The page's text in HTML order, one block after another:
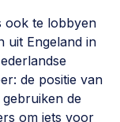
ook te lobbyen
uit Engeland in
de positie van
de
om iets voor